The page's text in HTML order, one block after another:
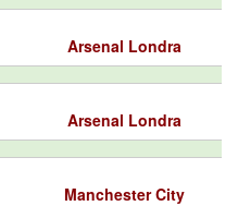
Arsenal Londra
Arsenal Londra
Manchester City